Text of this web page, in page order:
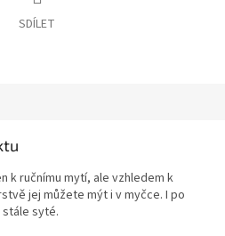
SDÍLET
k ručnímu mytí, ale vzhledem k
jej můžete mýt i v myčce. I po
syté.